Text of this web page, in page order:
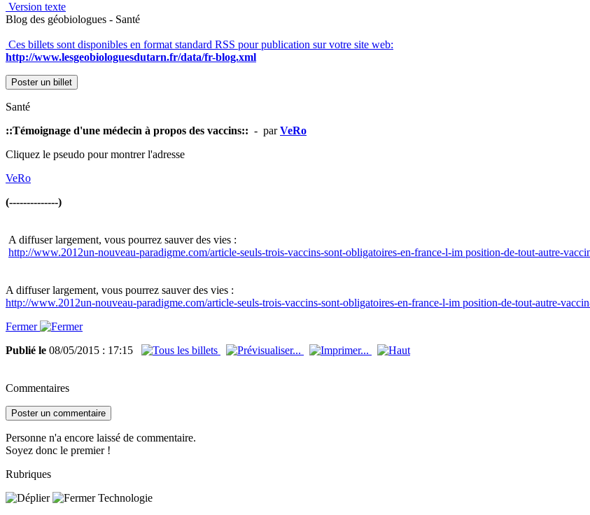
Version texte
Blog des géobiologues - Santé
Ces billets sont disponibles en format standard RSS pour publication sur votre site web:
http://www.lesgeobiologuesdutarn.fr/data/fr-blog.xml
Poster un billet
Santé
::Témoignage d'une médecin à propos des vaccins:: - parVeRo
Cliquez le pseudo pour montrer l'adresse
VeRo
(--------------)
A diffuser largement, vous pourrez sauver des vies :
http://www.2012un-nouveau-paradigme.com/article-seuls-trois-vaccins-sont-obligatoires-en-france-l-im position-de-tout-autre-
A diffuser largement, vous pourrez sauver des vies :
http://www.2012un-nouveau-paradigme.com/article-seuls-trois-vaccins-sont-obligatoires-en-france-l-im position-de-tout-autre-
Fermer
Publié le 08/05/2015 : 17:15
Commentaires
Poster un commentaire
Personne n'a encore laissé de commentaire.
Soyez donc le premier !
Rubriques
Technologie